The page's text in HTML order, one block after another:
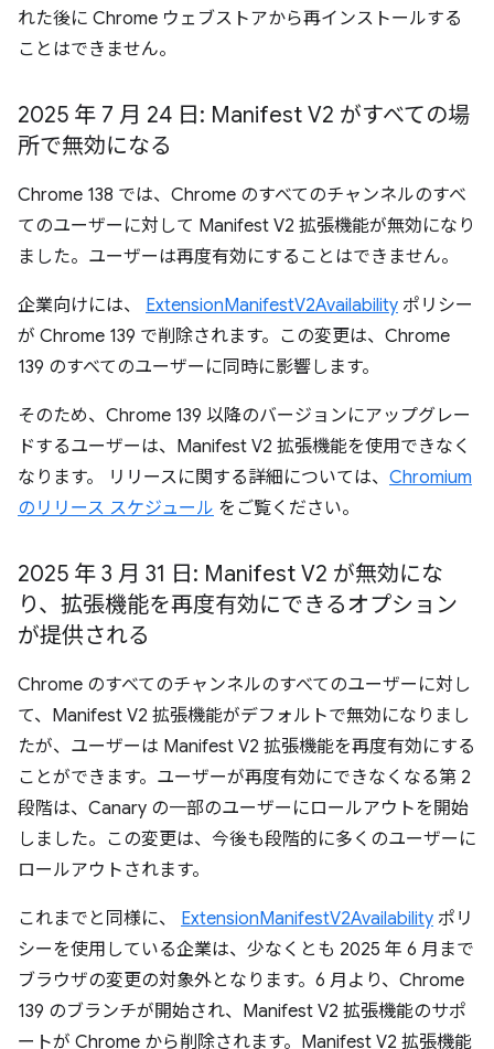
れた後に Chrome ウェブストアから再インストールする
ことはできません。
2025 年 7 月 24 日: Manifest V2 がすべての場
所で無効になる
Chrome 138 では、Chrome のすべてのチャンネルのすべ
てのユーザーに対して Manifest V2 拡張機能が無効になり
ました。ユーザーは再度有効にすることはできません。
企業向けには、 ExtensionManifestV2Availability ポリシー
が Chrome 139 で削除されます。この変更は、Chrome
139 のすべてのユーザーに同時に影響します。
そのため、Chrome 139 以降のバージョンにアップグレー
ドするユーザーは、Manifest V2 拡張機能を使用できなく
なります。 リリースに関する詳細については、 Chromium
のリリース スケジュール をご覧ください。
2025 年 3 月 31 日: Manifest V2 が無効にな
り、拡張機能を再度有効にできるオプション
が提供される
Chrome のすべてのチャンネルのすべてのユーザーに対し
て、Manifest V2 拡張機能がデフォルトで無効になりまし
たが、ユーザーは Manifest V2 拡張機能を再度有効にする
ことができます。ユーザーが再度有効にできなくなる第 2
段階は、Canary の一部のユーザーにロールアウトを開始
しました。この変更は、今後も段階的に多くのユーザーに
ロールアウトされます。
これまでと同様に、 ExtensionManifestV2Availability ポリ
シーを使用している企業は、少なくとも 2025 年 6 月まで
ブラウザの変更の対象外となります。6 月より、Chrome
139 のブランチが開始され、Manifest V2 拡張機能のサポ
ートが Chrome から削除されます。Manifest V2 拡張機能